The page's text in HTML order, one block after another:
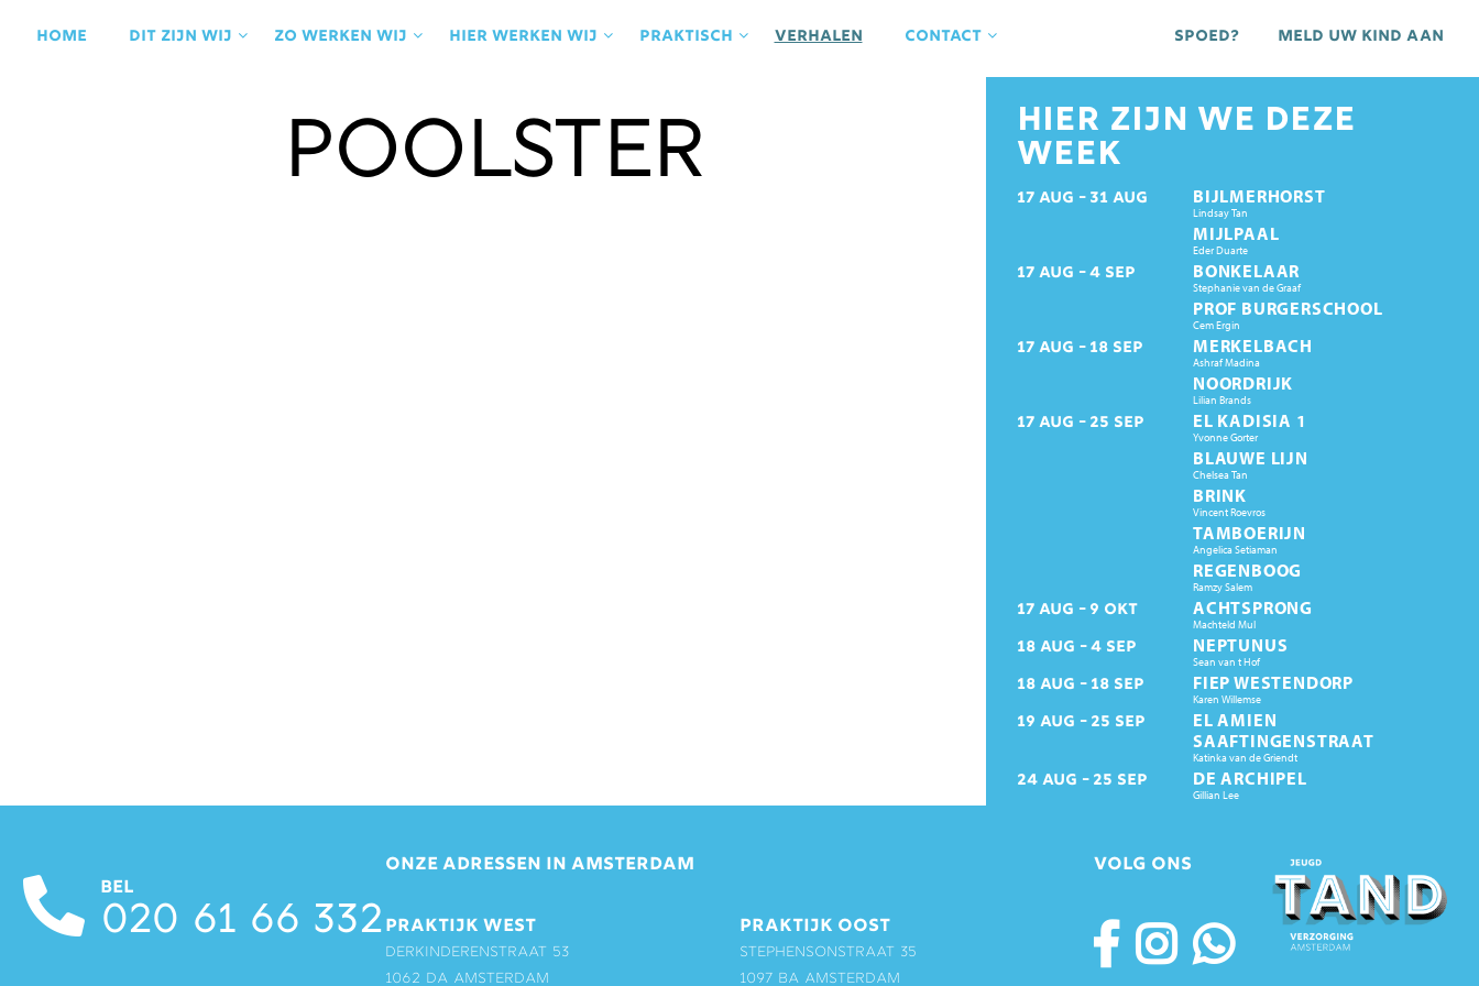
Home Dit zijn wij Zo werken wij Hier werken wij praktisch Verhalen contact Meld uw kind aan
Spoed?
Poolster HIER ZIJN WE DEZE
WEEK
17 AUG 31 AUG BIJLMERHORST
Lindsay Tan
MIJLPAAL
Eder Duarte
17 AUG 4 SEP BONKELAAR
Stephanie van de Graaf
PROF BURGERSCHOOL
Cem Ergin
17 AUG 18 SEP MERKELBACH
Ashraf Madina
NOORDRIJK
Lilian Brands
17 AUG 25 SEP EL KADISIA 1
Yvonne Gorter
BLAUWE LIJN
Chelsea Tan
BRINK
Vincent Roevros
TAMBOERIJN
Angelica Setiaman
REGENBOOG
Ramzy Salem
17 AUG 9 OKT ACHTSPRONG
Machteld Mul
18 AUG 4 SEP NEPTUNUS
Sean van t Hof
18 AUG 18 SEP FIEP WESTENDORP
Karen Willemse
19 AUG 25 SEP
EL AMIEN
SAAFTINGENSTRAAT
Katinka van de Griendt
24 AUG 25 SEP DE ARCHIPEL
Gillian Lee
BEL
020 61 66 332
ONZE ADRESSEN IN AMSTERDAM
PRAKTIJK WEST
Derkinderenstraat 53
1062 DA Amsterdam
PRAKTIJK OOST
Stephensonstraat 35
1097 BA Amsterdam
VOLG ONS